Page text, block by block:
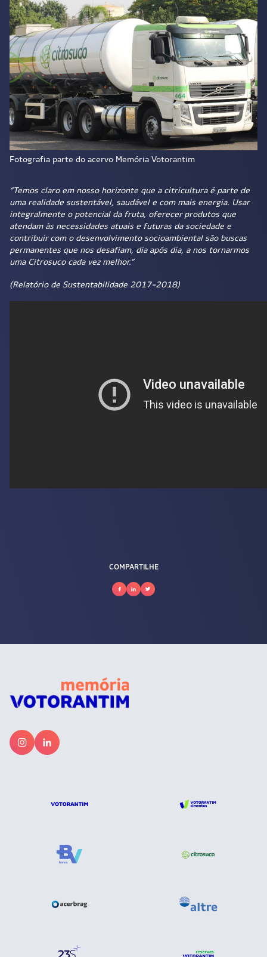
Fotografia parte do acervo Memória Votorantim
“Temos claro em nosso horizonte que a citricultura é parte de
uma realidade sustentável, saudável e com mais energia. Usar
integralmente o potencial da fruta, oferecer produtos que
atendam às necessidades atuais e futuras da sociedade e
contribuir com o desenvolvimento socioambiental são buscas
permanentes que nos desafiam, dia após dia, a nos tornarmos
uma Citrosuco cada vez melhor.”
(Relatório de Sustentabilidade 2017-2018)
COMPARTILHE